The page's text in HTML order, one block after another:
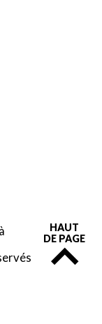
HAUT
DE PAGE